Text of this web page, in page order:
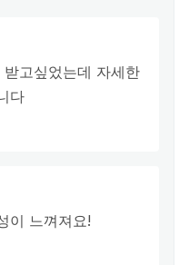
고싶었는데 자세한
다
이 느껴져요!